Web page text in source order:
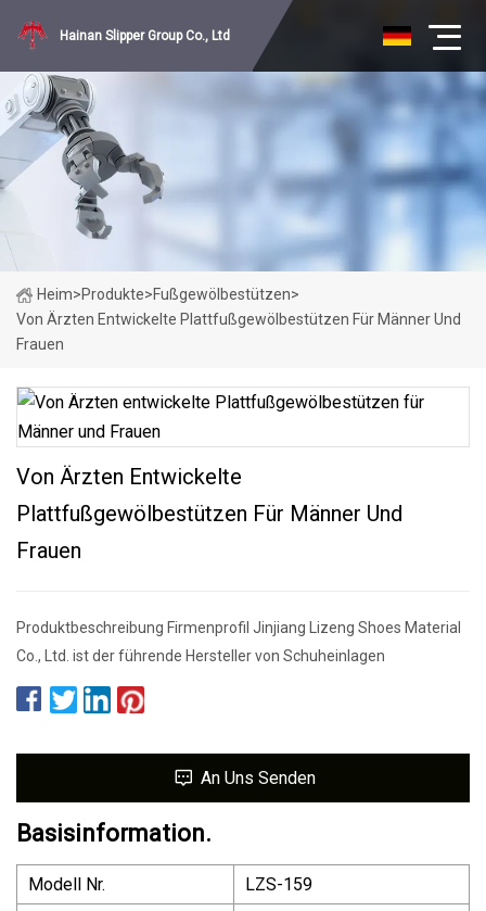
Hainan Slipper Group Co., Ltd
Heim>Produkte>Fußgewölbestützen>
Von Ärzten Entwickelte Plattfußgewölbestützen Für Männer Und
Frauen
Von Ärzten Entwickelte
Plattfußgewölbestützen Für Männer Und
Frauen
Produktbeschreibung Firmenprofil Jinjiang Lizeng Shoes Material
Co., Ltd. ist der führende Hersteller von Schuheinlagen
An Uns Senden
Basisinformation.
Modell Nr.
LZS-159